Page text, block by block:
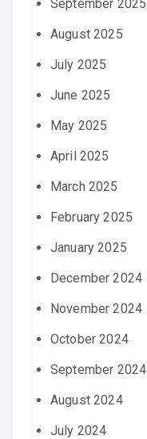
September 2025
August 2025
July 2025
June 2025
May 2025
April 2025
March 2025
February 2025
January 2025
December 2024
November 2024
October 2024
September 2024
August 2024
July 2024